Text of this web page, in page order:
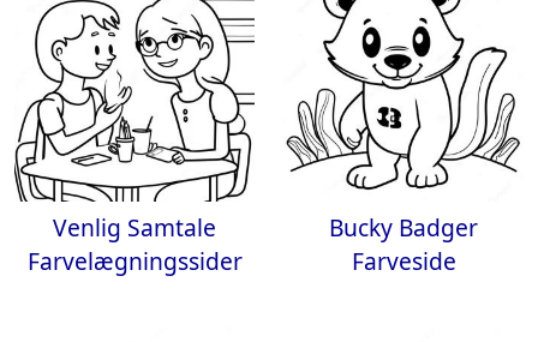
Venlig Samtale
Farvelægningssider
Bucky Badger
Farveside